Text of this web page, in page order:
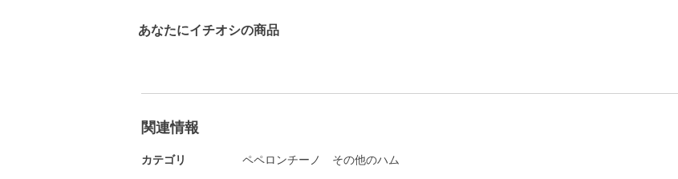
あなたにイチオシの商品
関連情報
カテゴリ ペペロンチーノ その他のハム